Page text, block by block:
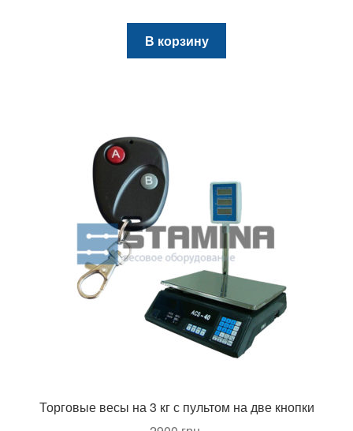
В корзину
Торговые весы на 3 кг с пультом на две кнопки